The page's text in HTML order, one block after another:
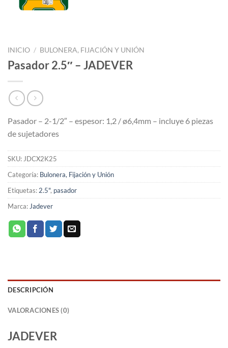
INICIO / BULONERA, FIJACIÓN Y UNIÓN
Pasador 2.5″ – JADEVER
Pasador – 2-1/2″ – espesor: 1,2 / ø6,4mm – incluye 6 piezas
de sujetadores
SKU:JDCX2K25
Categoría: Bulonera, Fijación y Unión
Etiquetas:2.5", pasador
Marca:Jadever
DESCRIPCIÓN
VALORACIONES (0)
JADEVER